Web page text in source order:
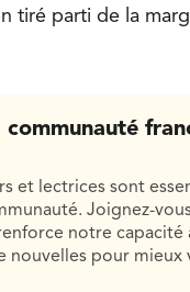
tiré parti de la
communauté
et lectrices sont
Joignez-
notre
nouvelles pour mieux